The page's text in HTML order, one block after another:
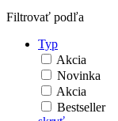
Filtrovať podľa
Typ
Akcia
Novinka
Akcia
Bestseller